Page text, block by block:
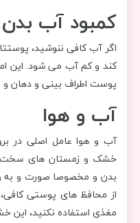
کمبود آب بدن
اگر آب کافی ننوشید،
کند و کم آب می شود. این
پوست اطراف بینی و دهان و
آب و هوا
آب و هوا عامل اصلی در
خشک و زمستان های سخت
بدن و مخصوصا صورت و به
از محافظ های پوستی
مغذی استفاده نکنید، این